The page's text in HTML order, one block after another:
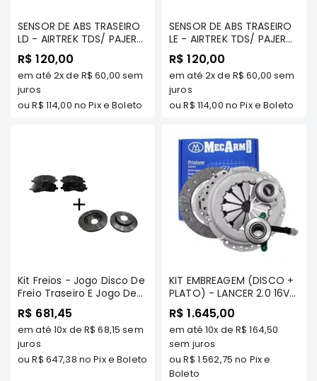
Suspensão
Freio
Correias
Transmissão
e
SPORT
Freio
Correias
Transmissão
SENSOR DE ABS TRASEIRO
LD - AIRTREK TDS/ PAJERO
SPORT TDS/ L200 SPORT/
HPE/ OUTDOOR/ -
MILTPARTS - MR493460
MT
R$ 120,00
em até 2xde R$ 60,00 sem
juros
ouR$ 114,00 no Pix e Boleto
SENSOR DE ABS TRASEIRO
LE - AIRTREK TDS/ PAJERO
SPORT TDS/ L200 SPORT/
HPE/ OUTDOOR -
MILTPARTS - MR493459
MT
R$ 120,00
em até 2xde R$ 60,00 sem
juros
ouR$ 114,00 no Pix e Boleto
Kit Freios - Jogo Disco De
Freio Traseiro E Jogo De
Freio Traseiro - Airtrek 2.4
16v Todos Os Modelos
R$ 681,45
em até 10x de R$ 68,15 sem
juros
ouR$ 647,38 no Pix e Boleto
KIT EMBREAGEM (DISCO +
PLATO) - LANCER 2.0 16V
2011/... / ASX 2.0 16V
TODOS/ AIRTREK 2.0 16V
TURBO - MECARM - 73543
R$ 1.645,00
em até 10x de R$ 164,50
sem juros
ouR$ 1.562,75 no Pix e
Boleto